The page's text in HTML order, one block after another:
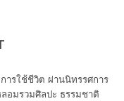
ารใช้ชีวิต ผ่านนิทรรศการ
อมรวมศิลปะ ธรรมชาติ